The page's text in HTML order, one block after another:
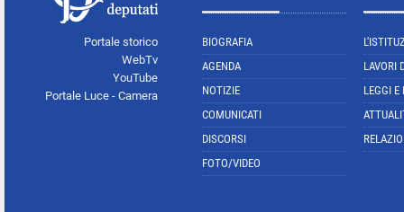
Portale storico
WebTv
YouTube
Portale Luce - Camera
BIOGRAFIA
AGENDA
NOTIZIE
COMUNICATI
DISCORSI
FOTO/VIDEO
LAVORI
LEGGI E